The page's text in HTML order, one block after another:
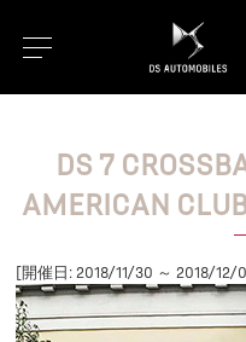
DS 7
AMERICAN
[開催日: 2018/11/30 ～ 2018/12/